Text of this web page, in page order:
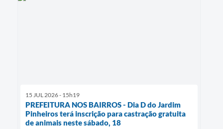
15 JUL 2026 - 15h19
PREFEITURA NOS BAIRROS - Dia D do Jardim
Pinheiros terá inscrição para castração gratuita
de animais neste sábado, 18